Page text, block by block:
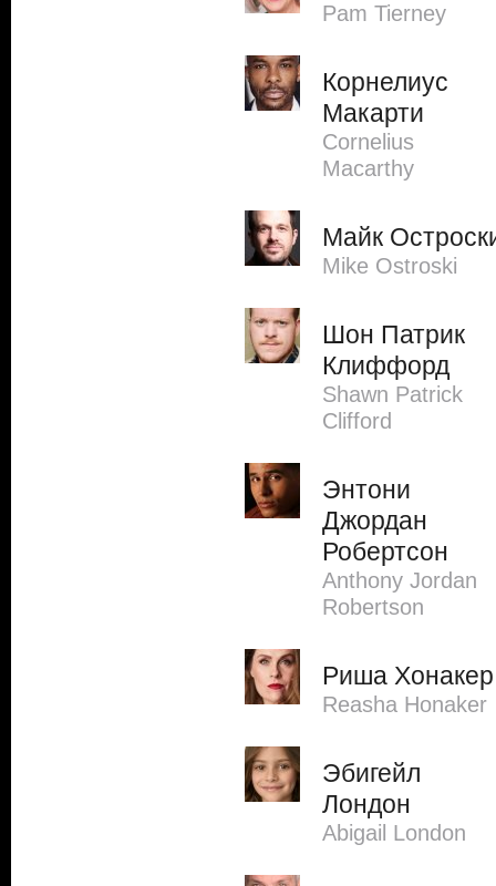
Pam Tierney
Корнелиус
Макарти
Cornelius
Macarthy
Майк
Mike Ostroski
Шон Патрик
Клиффорд
Shawn Patrick
Clifford
Энтони
Джордан
Робертсон
Anthony Jordan
Robertson
Риша Хонакер
Reasha Honaker
Эбигейл
Лондон
Abigail London